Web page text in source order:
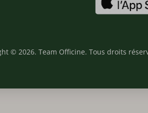
© 2026. Team Officine. Tous droits